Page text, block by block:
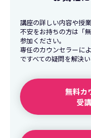
講座の詳しい内容や授
不安をお持ちの方は「
参加ください。
専任のカウンセラーに
ですべての疑問を解決い
無料カ
受